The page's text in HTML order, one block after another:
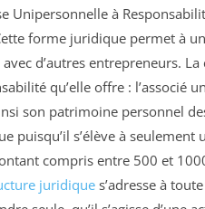
Unipersonnelle à
forme juridique permet à
avec d’autres entrepreneurs.
qu’elle offre : l’associé
son patrimoine personnel
puisqu’il s’élève à
compris entre 500 et
juridique s’adresse à